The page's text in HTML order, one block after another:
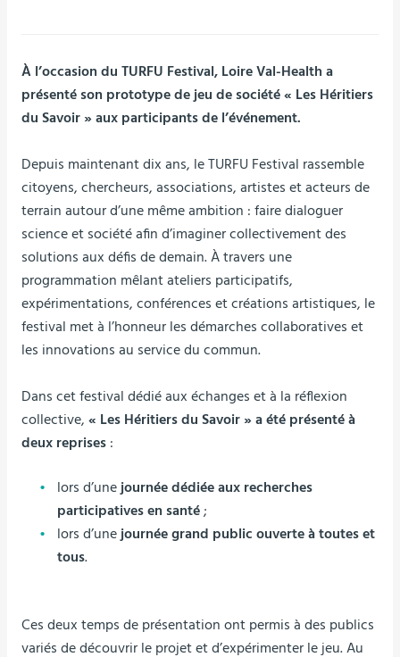
À l’occasion du TURFU Festival, Loire Val-Health a
présenté son prototype de jeu de société « Les Héritiers
du Savoir » aux participants de l’événement.
Depuis maintenant dix ans, le TURFU Festival rassemble
citoyens, chercheurs, associations, artistes et acteurs de
terrain autour d’une même ambition : faire dialoguer
science et société afin d’imaginer collectivement des
solutions aux défis de demain. À travers une
programmation mêlant ateliers participatifs,
expérimentations, conférences et créations artistiques, le
festival met à l’honneur les démarches collaboratives et
les innovations au service du commun.
Dans cet festival dédié aux échanges et à la réflexion
collective, « Les Héritiers du Savoir » a été présenté à
deux reprises :
lors d’une journée dédiée aux recherches
participatives en santé ;
lors d’une journée grand public ouverte à toutes et
tous.
Ces deux temps de présentation ont permis à des publics
variés de découvrir le projet et d’expérimenter le jeu. Au